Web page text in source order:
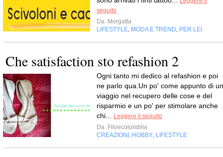
seguito
Da Morgatta
LIFESTYLE MODA E TREND PER LEI
Che satisfaction sto refashion 2
Ogni tanto mi dedico al refashion e poi
ne parlo qua.Un po' come appunto di un
viaggio nel recupero delle cose e del
risparmio e un po' per stimolare anche
chi...
Leggere il seguito
Da Filoecoloridiila
CREAZIONI
HOBBY LIFESTYLE